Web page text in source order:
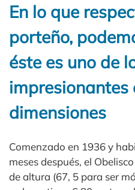
En lo que
porteño,
éste es uno de
impresionantes
dimensiones
Comenzado en 1936 y
meses después, el
de altura (67, 5 para ser